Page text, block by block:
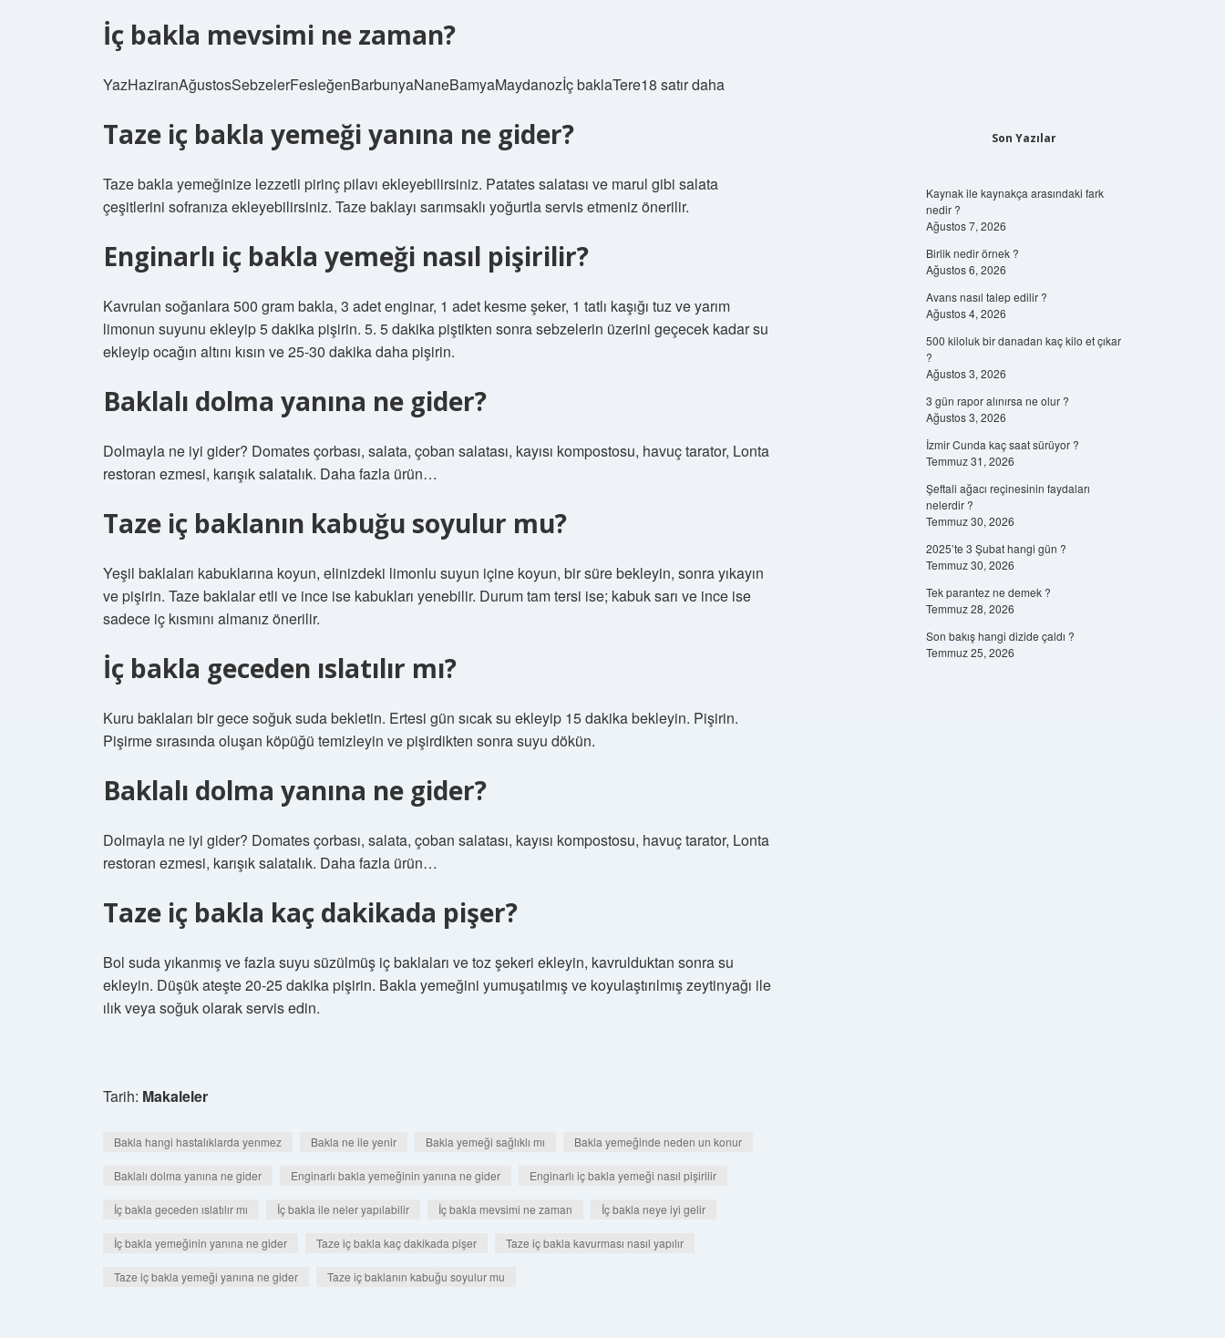
İç bakla mevsimi ne zaman?
YazHaziranAğustosSebzelerFesleğenBarbunyaNaneBamyaMaydanozİç baklaTere18 satır daha
Taze iç bakla yemeği yanına ne gider?
Taze bakla yemeğinize lezzetli pirinç pilavı ekleyebilirsiniz. Patates salatası ve marul gibi salata
çeşitlerini sofranıza ekleyebilirsiniz. Taze baklayı sarımsaklı yoğurtla servis etmeniz önerilir.
Enginarlı iç bakla yemeği nasıl pişirilir?
Kavrulan soğanlara 500 gram bakla, 3 adet enginar, 1 adet kesme şeker, 1 tatlı kaşığı tuz ve yarım
limonun suyunu ekleyip 5 dakika pişirin. 5. 5 dakika piştikten sonra sebzelerin üzerini geçecek kadar su
ekleyip ocağın altını kısın ve 25-30 dakika daha pişirin.
Baklalı dolma yanına ne gider?
Dolmayla ne iyi gider? Domates çorbası, salata, çoban salatası, kayısı kompostosu, havuç tarator, Lonta
restoran ezmesi, karışık salatalık. Daha fazla ürün…
Taze iç baklanın kabuğu soyulur mu?
Yeşil baklaları kabuklarına koyun, elinizdeki limonlu suyun içine koyun, bir süre bekleyin, sonra yıkayın
ve pişirin. Taze baklalar etli ve ince ise kabukları yenebilir. Durum tam tersi ise; kabuk sarı ve ince ise
sadece iç kısmını almanız önerilir.
İç bakla geceden ıslatılır mı?
Kuru baklaları bir gece soğuk suda bekletin. Ertesi gün sıcak su ekleyip 15 dakika bekleyin. Pişirin.
Pişirme sırasında oluşan köpüğü temizleyin ve pişirdikten sonra suyu dökün.
Baklalı dolma yanına ne gider?
Dolmayla ne iyi gider? Domates çorbası, salata, çoban salatası, kayısı kompostosu, havuç tarator, Lonta
restoran ezmesi, karışık salatalık. Daha fazla ürün…
Taze iç bakla kaç dakikada pişer?
Bol suda yıkanmış ve fazla suyu süzülmüş iç baklaları ve toz şekeri ekleyin, kavrulduktan sonra su
ekleyin. Düşük ateşte 20-25 dakika pişirin. Bakla yemeğini yumuşatılmış ve koyulaştırılmış zeytinyağı ile
ılık veya soğuk olarak servis edin.
Tarih: Makaleler
Bakla hangi hastalıklarda yenmez Bakla ne ile yenir Bakla yemeği sağlıklı mı Bakla yemeğinde neden un konur
Baklalı dolma yanına ne gider Enginarlı bakla yemeğinin yanına ne gider Enginarlı iç bakla yemeği nasıl pişirilir
İç bakla geceden ıslatılır mı İç bakla ile neler yapılabilir İç bakla mevsimi ne zaman İç bakla neye iyi gelir
İç bakla yemeğinin yanına ne gider Taze iç bakla kaç dakikada pişer Taze iç bakla kavurması nasıl yapılır
Taze iç bakla yemeği yanına ne gider Taze iç baklanın kabuğu soyulur mu
Son Yazılar
Kaynak ile kaynakça arasındaki fark
nedir ?
Ağustos 7, 2026
Birlik nedir örnek ?
Ağustos 6, 2026
Avans nasıl talep edilir ?
Ağustos 4, 2026
500 kiloluk bir danadan kaç kilo et çıkar
?
Ağustos 3, 2026
3 gün rapor alınırsa ne olur ?
Ağustos 3, 2026
İzmir Cunda kaç saat sürüyor ?
Temmuz 31, 2026
Şeftali ağacı reçinesinin faydaları
nelerdir ?
Temmuz 30, 2026
2025’te 3 Şubat hangi gün ?
Temmuz 30, 2026
Tek parantez ne demek ?
Temmuz 28, 2026
Son bakış hangi dizide çaldı ?
Temmuz 25, 2026